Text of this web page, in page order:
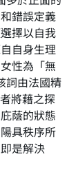
錯誤定義
擇以自我
自身生理
性為「無
詞由法國精
將藉之探
蔭的狀態
具秩序所
是解決